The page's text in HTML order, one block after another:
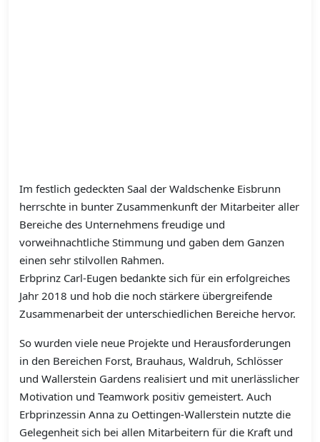
Im festlich gedeckten Saal der Waldschenke Eisbrunn
herrschte in bunter Zusammenkunft der Mitarbeiter aller
Bereiche des Unternehmens freudige und
vorweihnachtliche Stimmung und gaben dem Ganzen
einen sehr stilvollen Rahmen.
Erbprinz Carl-Eugen bedankte sich für ein erfolgreiches
Jahr 2018 und hob die noch stärkere übergreifende
Zusammenarbeit der unterschiedlichen Bereiche hervor.
So wurden viele neue Projekte und Herausforderungen
in den Bereichen Forst, Brauhaus, Waldruh, Schlösser
und Wallerstein Gardens realisiert und mit unerlässlicher
Motivation und Teamwork positiv gemeistert. Auch
Erbprinzessin Anna zu Oettingen-Wallerstein nutzte die
Gelegenheit sich bei allen Mitarbeitern für die Kraft und